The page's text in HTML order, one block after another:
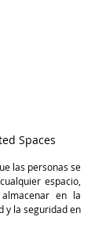
Spaces
espacio,
en la
y la seguridad en